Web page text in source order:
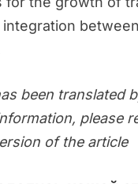
integration
been translated
please
of the article